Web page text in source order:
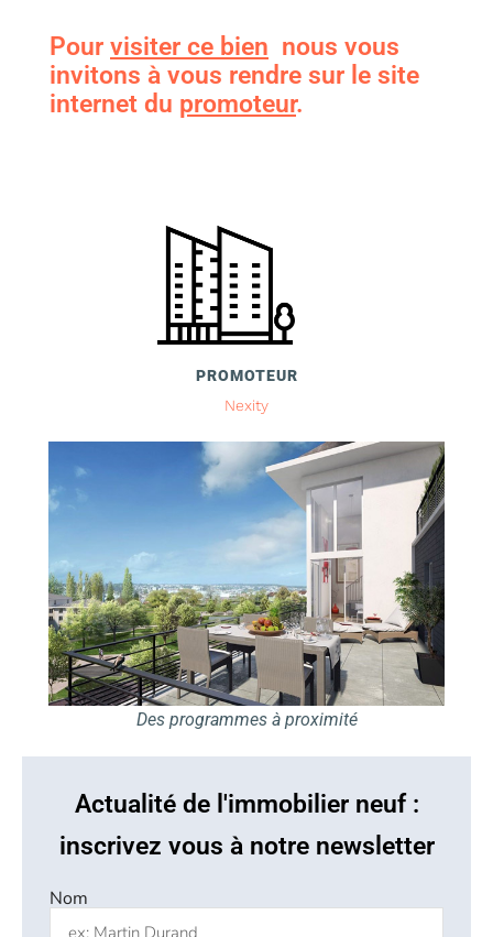
Pour visiter ce bien nous vous
invitons à vous rendre sur le site
internet du promoteur.
PROMOTEUR
Nexity
Des programmes à proximité
Actualité de l'immobilier neuf :
inscrivez vous à notre newsletter
Nom